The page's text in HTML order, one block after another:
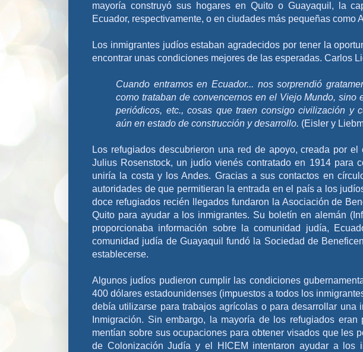
mayoría construyó sus hogares en Quito o Guayaquil, la
Ecuador, respectivamente, o en ciudades más pequeñas como
Los inmigrantes judíos estaban agradecidos por tener la
encontrar unas condiciones mejores de las esperadas. Carlos
Cuando entramos en Ecuador... nos sorprendió
como trataban de convencernos en el Viejo Mundo, sino
periódicos, etc., cosas que traen consigo civilización y
aún en estado de construcción y desarrollo. (Eisler y
Los refugiados descubrieron una red de apoyo, creada por
Julius Rosenstock, un judío vienés contratado en 1914 para
uniría la costa y los Andes. Gracias a sus contactos en
autoridades de que permitieran la entrada en el país a los
doce refugiados recién llegados fundaron la Asociación de
Quito para ayudar a los inmigrantes. Su boletín en alemán
proporcionaba información sobre la comunidad judía,
comunidad judía de Guayaquil fundó la Sociedad de
establecerse.
Algunos judíos pudieron cumplir las condiciones
400 dólares estadounidenses (impuestos a todos los
debía utilizarse para trabajos agrícolas o para desarrollar una
Inmigración. Sin embargo, la mayoría de los refugiados
mentían sobre sus ocupaciones para obtener visados que les
de Colonización Judía y el HICEM intentaron ayudar a los